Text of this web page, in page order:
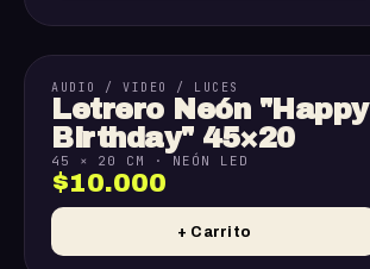
AUDIO / VIDEO / LUCES
Letrero Neón "Happy
Birthday" 45×20
45 × 20 CM · NEÓN LED
$10.000
+ Carrito